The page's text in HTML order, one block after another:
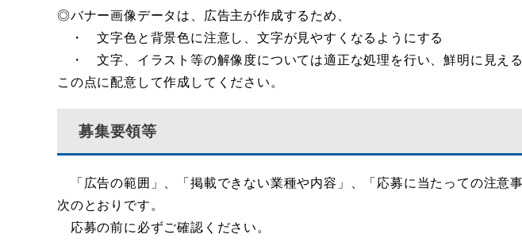
◎バナー画像データは、広告主が作成するため、
・ 文字色と背景色に注意し、文字が見やすくなるようにする
・ 文字、イラスト等の解像度については適正な処理を行い、鮮明に見え
この点に配意して作成してください。
募集要領等
「広告の範囲」、「掲載できない業種や内容」、「応募に当たっての注意事
次のとおりです。
応募の前に必ずご確認ください。